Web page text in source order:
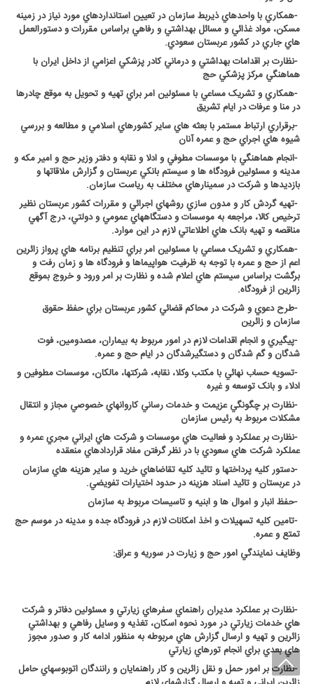
-همکاري با واحدهاي ذيربط سازمان در تعيين استانداردهاي مورد نياز در زمينه
مسکن، مواد غذائي و مسائل بهداشتي و رفاهي براساس مقررات و دستورالعمل
هاي جاري در کشور عربستان سعودي.
-نظارت بر اقدامات بهداشتي و درماني کادر پزشکي اعزامي از داخل ايران با
هماهنگي مرکز پزشکي حج
-همکاري و تشريک مساعي با مسئولين امر براي تهيه و تحويل به موقع چادرها
در منا و عرفات در ايام تشريق
-برقراري ارتباط مستمر با بعثه هاي ساير کشورهاي اسلامي و مطالعه و بررسي
شيوه هاي اجراي حج و عمره آنان
-انجام هماهنگي با موسسات مطوفي و ادلا و نقابه و دفتر وزير حج و امير مکه و
مدينه و مسئولين فرودگاه ها و سيستم بانکي عربستان و گزارش ملاقاتها و
بازديدها و شرکت در سمينارهاي مختلف به رياست سازمان.
-تهيه گردش کار و مدون سازي روشهاي اجرائي و مقررات کشور عربستان نظير
ترخيص کالا، مراجعه به موسسات و دستگاههاي عمومي و دولتي، درج آگهي
مناقصه و تهيه بانک هاي اطلاعاتي لازم در اين موارد.
-همکاري و تشريک مساعي با مسئولين امر براي تنظيم برنامه هاي پرواز زائرين
اعم از حج و عمره با توجه به ظرفيت هواپيماها و فرودگاه ها و زمان رفت و
برگشت براساس سيستم هاي اعلام شده و نظارت بر امر ورود و خروج بموقع
زائرين از فرودگاه.
-طرح دعوي و شرکت در محاکم قضائي کشور عربستان براي حفظ حقوق
سازمان و زائرين
-پيگيري و انجام اقدامات لازم در امور مربوط به بيماران، مصدومين، فوت
شدگان و گم شدگان و دستگيرشدگان در ايام حج و عمره.
-تسويه حساب نهائي با مکتب وکلا، نقابه، شرکتها، مالکان، موسسات مطوفين و
ادلاء و بانک توسعه و غيره
-نظارت بر چگونگي عزيمت و خدمات رساني کاروانهاي خصوصي مجاز و انتقال
مشکلات مربوط به رئيس سازمان
-نظارت بر عملکرد و فعاليت هاي موسسات و شرکت هاي ايراني مجري عمره و
عملکرد شرکت هاي سعودي با در نظر گرفتن مفاد قراردادهاي منعقده
-دستور کليه پرداختها و تائيد کليه تقاضاهاي خريد و ساير هزينه هاي سازمان
در عربستان و تائيد اسناد هزينه در حدود اختيارات تفويضي.
-حفظ انبار و اموال ها و ابنيه و تاسيسات مربوط به سازمان
-تامين کليه تسهيلات و اخذ امکانات لازم در فرودگاه جده و مدينه در موسم حج
تمتع و عمره.
وظايف نمايندگي امور حج و زيارت در سوريه و عراق:
-نظارت بر عملکرد مديران راهنماي سفرهاي زيارتي و مسئولين دفاتر و شرکت
هاي خدمات زيارتي در مورد نحوه اسکان، تغذيه و وسايل رفاهي و بهداشتي
زائرين و تهيه و ارسال گزارش هاي مربوطه به منظور ادامه کار و صدور مجوز
هاي بعدي براي انجام تورهاي زيارتي
-نظارت بر امور حمل و نقل زائرين و کار راهنمايان و رانندگان اتوبوسهاي حامل